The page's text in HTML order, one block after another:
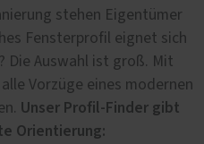
stehen Eigentümer
Fensterprofil eignet sich
Die Auswahl ist groß. Mit
Vorzüge eines modernen
Unser Profil-Finder gibt
Orientierung: